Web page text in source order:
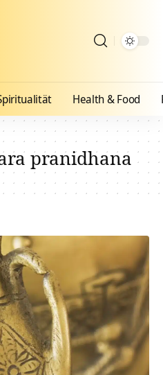
Health & Food
pranidhana